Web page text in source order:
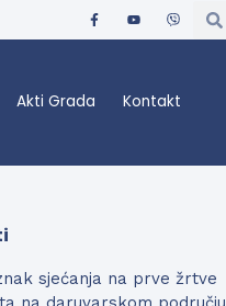
Akti Grada Kontakt
sjećanja na prve žrtve